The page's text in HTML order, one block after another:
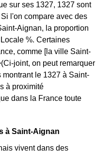
sur ses 1327, 1327 sont
l'on compare avec des
Aignan, la proportion
%. Certaines
comme [la ville Saint-
joint, on peut remarquer
le 1327 à Saint-
à proximité
dans la France toute
à Saint-Aignan
vivent dans des